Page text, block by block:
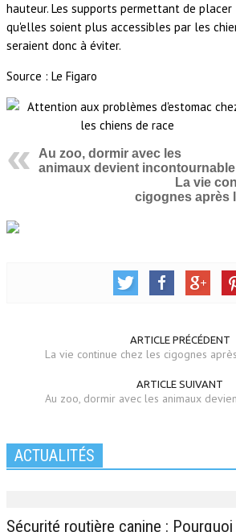
hauteur. Les supports permettant de
qu'elles soient plus accessibles par les
seraient donc à éviter.
Source : Le Figaro
Au zoo, dormir avec les
animaux devient incontournable
La vie
cigognes après
ARTICLE PRÉCÉDENT
La vie continue chez les cigognes
ARTICLE SUIVANT
Au zoo, dormir avec les animaux
ACTUALITÉS
Sécurité routière canine : Pourquoi